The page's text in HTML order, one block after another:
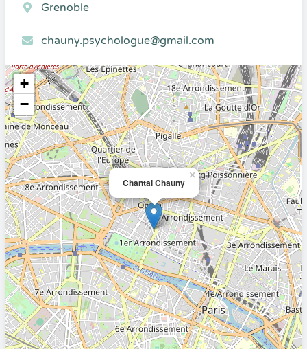
Grenoble
chauny.psychologue@gmail.com
Chantal Chauny
×
+
−